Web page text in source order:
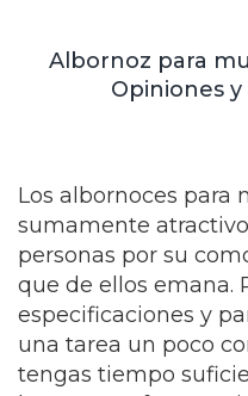
Albornoz para
Opiniones y
Los albornoces para
sumamente
personas por su
que de ellos emana.
especificaciones y
una tarea un poco
tengas tiempo